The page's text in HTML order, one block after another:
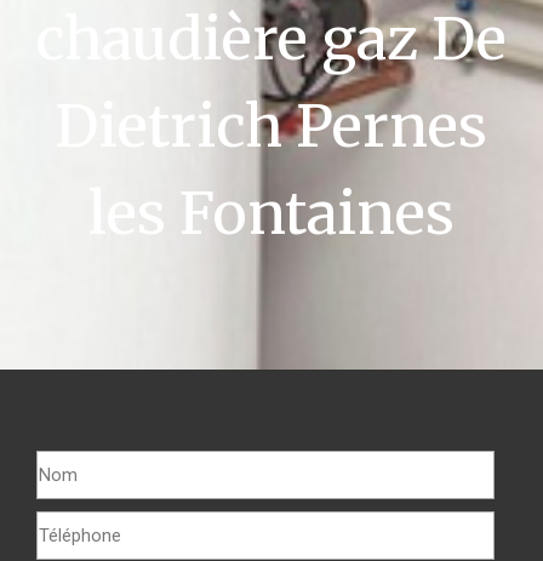
chaudière gaz De
Dietrich Pernes
les Fontaines